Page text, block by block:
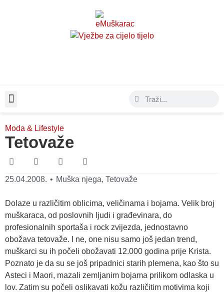
Moda & Lifestyle
Tetovaže
25.04.2008. • Muška njega, Tetovaže
Dolaze u različitim oblicima, veličinama i bojama. Velik broj
muškaraca, od poslovnih ljudi i građevinara, do
profesionalnih sportaša i rock zvijezda, jednostavno
obožava tetovaže. I ne, one nisu samo još jedan trend,
muškarci su ih počeli obožavati 12.000 godina prije Krista.
Poznato je da su se još pripadnici starih plemena, kao što su
Asteci i Maori, mazali zemljanim bojama prilikom odlaska u
lov. Zatim su počeli oslikavati kožu različitim motivima koji